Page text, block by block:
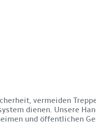
vermeiden
dienen. Unsere
und öffentlichen